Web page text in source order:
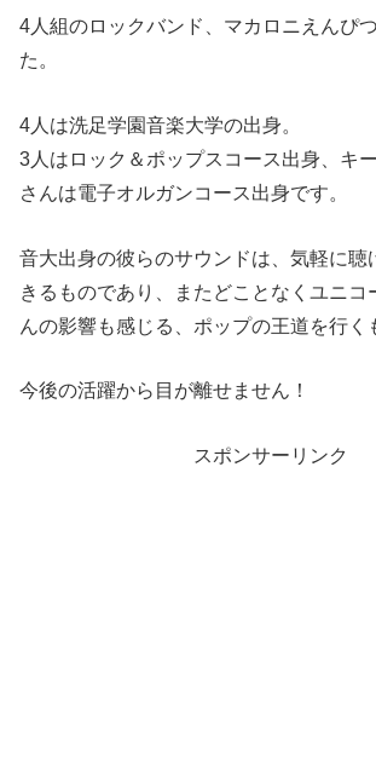
4人組のロックバンド、マカロニえんぴ
た。
4人は洗足学園音楽大学の出身。
3人はロック＆ポップスコース出身、キ
さんは電子オルガンコース出身です。
音大出身の彼らのサウンドは、気軽に聴
きるものであり、またどことなくユニコ
んの影響も感じる、ポップの王道を行く
今後の活躍から目が離せません！
スポンサーリンク